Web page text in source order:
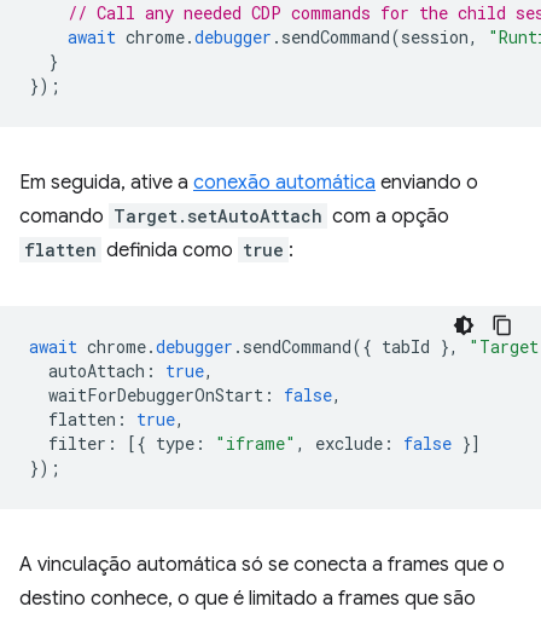
// Call any needed CDP commands for the child
await chrome.debugger . sendCommand(session,
}
});
Em seguida, ative a conexão automática enviando o
comando Target.setAutoAttach com a opção
flatten definida como true :
await chrome.debugger . sendCommand({ tabId },
autoAttach : true,
waitForDebuggerOnStart : false,
flatten : true,
filter : [{ type : "iframe" , exclude : false }]
});
A vinculação automática só se conecta a frames que o
destino conhece, o que é limitado a frames que são